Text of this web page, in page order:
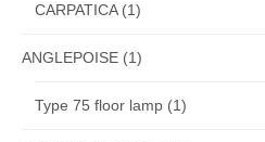
CARPATICA(1)
ANGLEPOISE (1)
Type 75 floor lamp (1)